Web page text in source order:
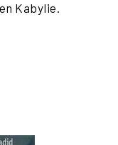
Kabylie.